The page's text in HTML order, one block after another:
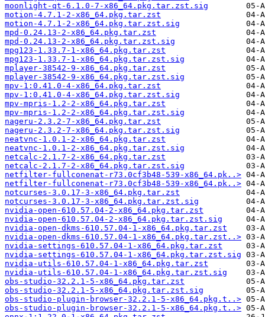
moonlight-qt-6.1.0-7-x86_64.pkg.tar.zst.sig
motion-4.7.1-2-x86_64.pkg.tar.zst
motion-4.7.1-2-x86_64.pkg.tar.zst.sig
mpd-0.24.13-2-x86_64.pkg.tar.zst
mpd-0.24.13-2-x86_64.pkg.tar.zst.sig
mpg123-1.33.7-1-x86_64.pkg.tar.zst
mpg123-1.33.7-1-x86_64.pkg.tar.zst.sig
mplayer-38542-9-x86_64.pkg.tar.zst
mplayer-38542-9-x86_64.pkg.tar.zst.sig
mpv-1:0.41.0-4-x86_64.pkg.tar.zst
mpv-1:0.41.0-4-x86_64.pkg.tar.zst.sig
mpv-mpris-1.2-2-x86_64.pkg.tar.zst
mpv-mpris-1.2-2-x86_64.pkg.tar.zst.sig
nageru-2.3.2-7-x86_64.pkg.tar.zst
nageru-2.3.2-7-x86_64.pkg.tar.zst.sig
neatvnc-1.0.1-2-x86_64.pkg.tar.zst
neatvnc-1.0.1-2-x86_64.pkg.tar.zst.sig
netcalc-2.1.7-2-x86_64.pkg.tar.zst
netcalc-2.1.7-2-x86_64.pkg.tar.zst.sig
netfilter-fullconenat-r73.0cf3b48-539-x86_64.pk..>
netfilter-fullconenat-r73.0cf3b48-539-x86_64.pk..>
notcurses-3.0.17-3-x86_64.pkg.tar.zst
notcurses-3.0.17-3-x86_64.pkg.tar.zst.sig
nvidia-open-610.57.04-2-x86_64.pkg.tar.zst
nvidia-open-610.57.04-2-x86_64.pkg.tar.zst.sig
nvidia-open-dkms-610.57.04-1-x86_64.pkg.tar.zst
nvidia-open-dkms-610.57.04-1-x86_64.pkg.tar.zst..>
nvidia-settings-610.57.04-1-x86_64.pkg.tar.zst
nvidia-settings-610.57.04-1-x86_64.pkg.tar.zst.sig
nvidia-utils-610.57.04-1-x86_64.pkg.tar.zst
nvidia-utils-610.57.04-1-x86_64.pkg.tar.zst.sig
obs-studio-32.2.1-5-x86_64.pkg.tar.zst
obs-studio-32.2.1-5-x86_64.pkg.tar.zst.sig
obs-studio-plugin-browser-32.2.1-5-x86_64.pkg.t..>
obs-studio-plugin-browser-32.2.1-5-x86_64.pkg.t..>